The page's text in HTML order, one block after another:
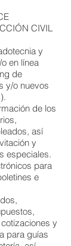
CIVIL
y
en línea
de
y/o nuevos
de los
así
y
especiales.
para
e
y
para guías